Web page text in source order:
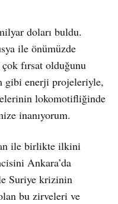
doları buldu.
ile önümüzde
fırsat olduğunu
gibi enerji projeleriyle,
lokomotifliğinde
inanıyorum.
ile birlikte ilkini
Ankara’da
Suriye krizinin
bu zirveleri ve